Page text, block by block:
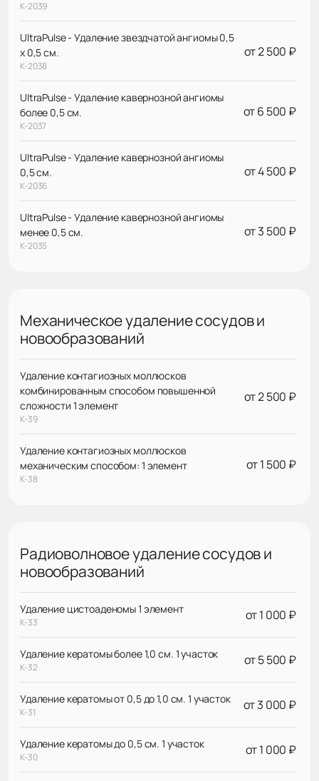
К-2039
UltraPulse - Удаление звездчатой ангиомы 0,5
х 0,5 см.
К-2038
от 2 500 ₽
UltraPulse - Удаление кавернозной ангиомы
более 0,5 см.
К-2037
от 6 500 ₽
UltraPulse - Удаление кавернозной ангиомы
0,5 см.
К-2036
от 4 500 ₽
UltraPulse - Удаление кавернозной ангиомы
менее 0,5 см.
К-2035
от 3 500 ₽
Механическое удаление сосудов и
новообразований
Удаление контагиозных моллюсков
комбинированным способом повышенной
сложности 1 элемент
К-39
от 2 500 ₽
Удаление контагиозных моллюсков
механическим способом: 1 элемент
К-38
от 1 500 ₽
Радиоволновое удаление сосудов и
новообразований
Удаление цистоаденомы 1 элемент
К-33 от 1 000 ₽
Удаление кератомы более 1,0 см. 1 участок
К-32 от 5 500 ₽
Удаление кератомы от 0,5 до 1,0 см. 1 участок
К-31 от 3 000 ₽
Удаление кератомы до 0,5 см. 1 участок
К-30 от 1 000 ₽